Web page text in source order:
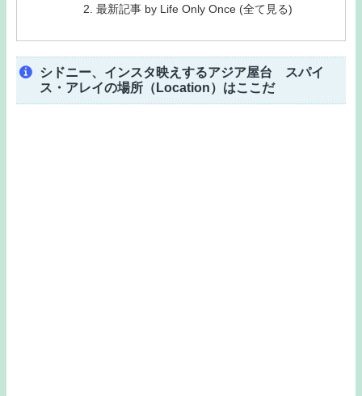
最新記事 by Life Only Once (全て見る)
シドニー、インスタ映えするアジア屋台 スパイ
ス・アレイの場所（Location）はここだ